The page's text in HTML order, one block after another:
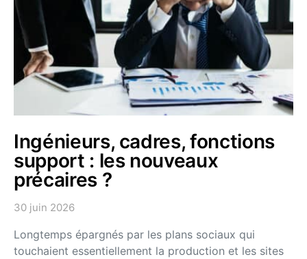
Ingénieurs, cadres, fonctions
support : les nouveaux
précaires ?
30 juin 2026
Longtemps épargnés par les plans sociaux qui
touchaient essentiellement la production et les sites